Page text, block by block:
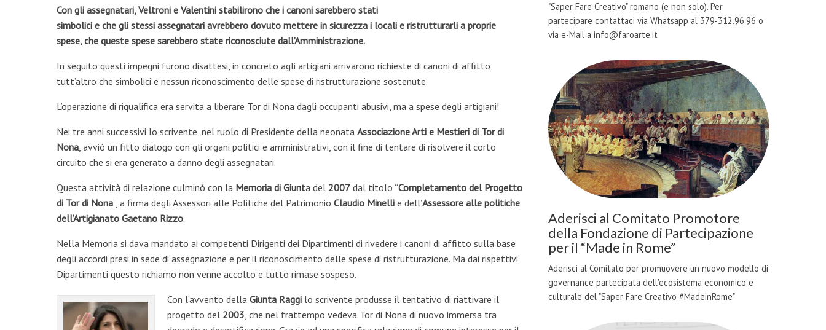
Con gli assegnatari, Veltroni e Valentini stabilirono che i canoni sarebbero stati
simbolici e che gli stessi assegnatari avrebbero dovuto mettere in sicurezza i locali e ristrutturarli a proprie
spese, che queste spese sarebbero state riconosciute dall’Amministrazione.
In seguito questi impegni furono disattesi, in concreto agli artigiani arrivarono richieste di canoni di affitto
tutt’altro che simbolici e nessun riconoscimento delle spese di ristrutturazione sostenute.
L’operazione di riqualifica era servita a liberare Tor di Nona dagli occupanti abusivi, ma a spese degli artigiani!
Nei tre anni successivi lo scrivente, nel ruolo di Presidente della neonata Associazione Arti e Mestieri di Tor di
Nona, avviò un fitto dialogo con gli organi politici e amministrativi, con il fine di tentare di risolvere il corto
circuito che si era generato a danno degli assegnatari.
Questa attività di relazione culminò con la Memoria di Giunta del 2007 dal titolo “Completamento del Progetto
di Tor di Nona”, a firma degli Assessori alle Politiche del Patrimonio Claudio Minelli e dell’Assessore alle politiche
dell’Artigianato Gaetano Rizzo.
Nella Memoria si dava mandato ai competenti Dirigenti dei Dipartimenti di rivedere i canoni di affitto sulla base
degli accordi presi in sede di assegnazione e per il riconoscimento delle spese di ristrutturazione. Ma dai rispettivi
Dipartimenti questo richiamo non venne accolto e tutto rimase sospeso.
Con l’avvento della Giunta Raggi lo scrivente produsse il tentativo di riattivare il
progetto del 2003, che nel frattempo vedeva Tor di Nona di nuovo immersa tra
"Saper Fare Creativo" romano (e non solo). Per
partecipare contattaci via Whatsapp al 379-312.96.96 o
via e-Mail a info@faroarte.it
Aderisci al Comitato Promotore
della Fondazione di Partecipazione
per il “Made in Rome”
Aderisci al Comitato per promuovere un nuovo modello di
governance partecipata dell'ecosistema economico e
culturale del "Saper Fare Creativo #MadeinRome"